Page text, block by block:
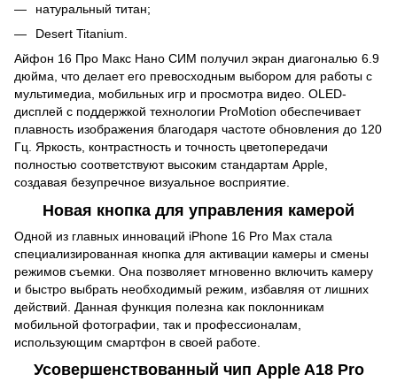
натуральный титан;
Desert Titanium.
Айфон 16 Про Макс Нано СИМ получил экран диагональю 6.9
дюйма, что делает его превосходным выбором для работы с
мультимедиа, мобильных игр и просмотра видео. OLED-
дисплей с поддержкой технологии ProMotion обеспечивает
плавность изображения благодаря частоте обновления до 120
Гц. Яркость, контрастность и точность цветопередачи
полностью соответствуют высоким стандартам Apple,
создавая безупречное визуальное восприятие.
Новая кнопка для управления камерой
Одной из главных инноваций iPhone 16 Pro Max стала
специализированная кнопка для активации камеры и смены
режимов съемки. Она позволяет мгновенно включить камеру
и быстро выбрать необходимый режим, избавляя от лишних
действий. Данная функция полезна как поклонникам
мобильной фотографии, так и профессионалам,
использующим смартфон в своей работе.
Усовершенствованный чип Apple A18 Pro